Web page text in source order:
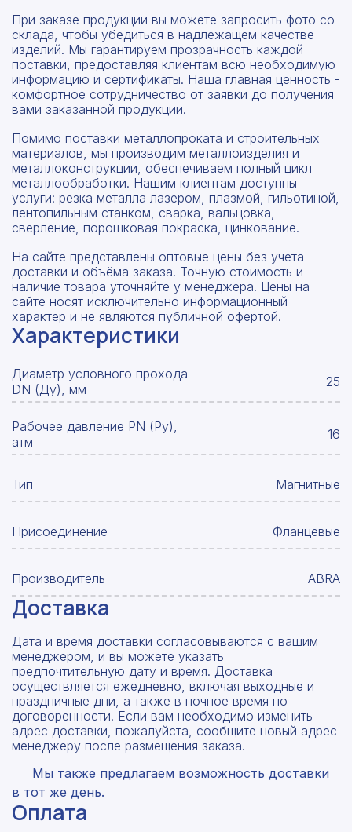
При заказе продукции вы можете запросить фото со
склада, чтобы убедиться в надлежащем качестве
изделий. Мы гарантируем прозрачность каждой
поставки, предоставляя клиентам всю необходимую
информацию и сертификаты. Наша главная ценность -
комфортное сотрудничество от заявки до получения
вами заказанной продукции.
Помимо поставки металлопроката и строительных
материалов, мы производим металлоизделия и
металлоконструкции, обеспечиваем полный цикл
металлообработки. Нашим клиентам доступны
услуги: резка металла лазером, плазмой, гильотиной,
лентопильным станком, сварка, вальцовка,
сверление, порошковая покраска, цинкование.
На сайте представлены оптовые цены без учета
доставки и объёма заказа. Точную стоимость и
наличие товара уточняйте у менеджера. Цены на
сайте носят исключительно информационный
характер и не являются публичной офертой.
Характеристики
Диаметр условного прохода
DN (Ду), мм
25
Рабочее давление PN (Ру),
атм
16
Тип Магнитные
Присоединение Фланцевые
Производитель ABRA
Доставка
Дата и время доставки согласовываются с вашим
менеджером, и вы можете указать
предпочтительную дату и время. Доставка
осуществляется ежедневно, включая выходные и
праздничные дни, а также в ночное время по
договоренности. Если вам необходимо изменить
адрес доставки, пожалуйста, сообщите новый адрес
менеджеру после размещения заказа.
Мы также предлагаем возможность доставки
в тот же день.
Оплата